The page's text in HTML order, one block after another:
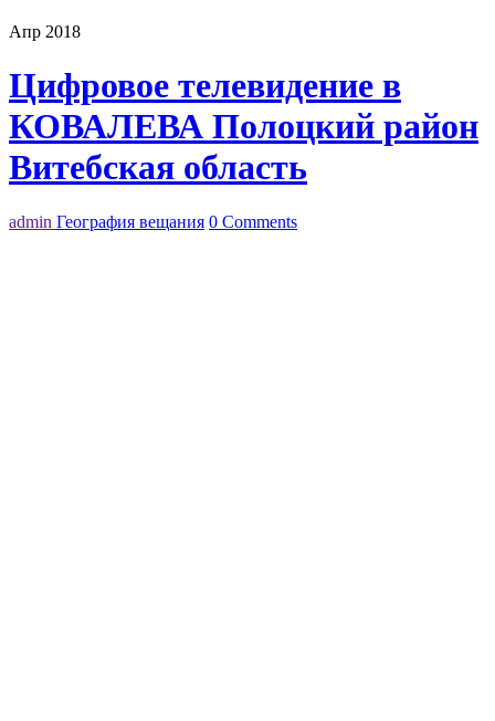
Апр 2018
Цифровое телевидение в
КОВАЛЕВА Полоцкий район
Витебская область
admin География вещания 0 Comments